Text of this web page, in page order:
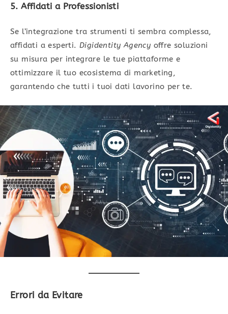
5. Affidati a Professionisti
Se l’integrazione tra strumenti ti sembra complessa,
affidati a esperti.Digidentity Agency offre soluzioni
su misura per integrare le tue piattaforme e
ottimizzare il tuo ecosistema di marketing,
garantendo che tutti i tuoi dati lavorino per te.
Errori da Evitare